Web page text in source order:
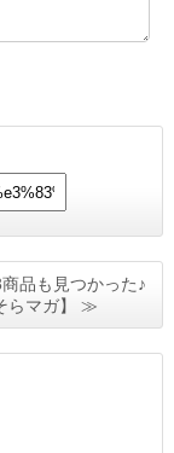
品も見つかった♪
らマガ】 ≫